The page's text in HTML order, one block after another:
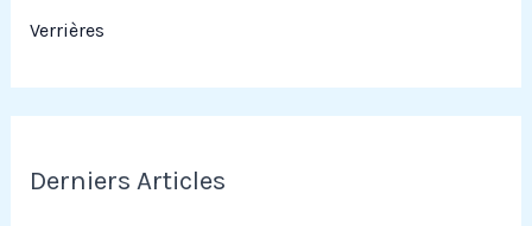
Verrières
Derniers Articles